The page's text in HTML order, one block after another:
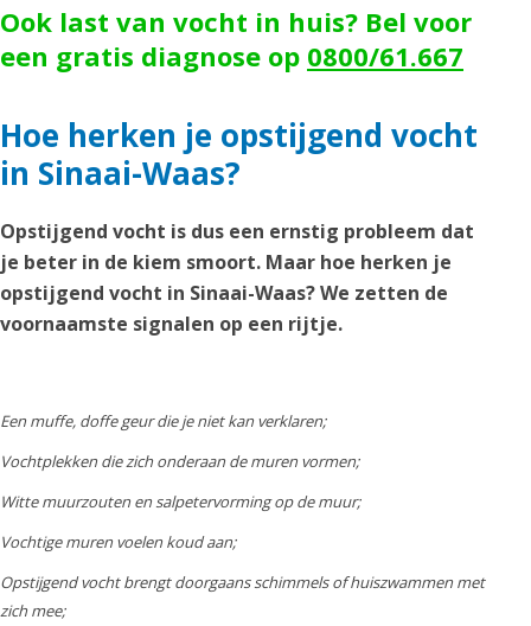
Ook last van vocht in huis? Bel voor
een gratis diagnose op 0800/61.667
Hoe herken je opstijgend vocht
in Sinaai-Waas?
Opstijgend vocht is dus een ernstig probleem dat
je beter in de kiem smoort. Maar hoe herken je
opstijgend vocht in Sinaai-Waas? We zetten de
voornaamste signalen op een rijtje.
Een muffe, doffe geur die je niet kan verklaren;
Vochtplekken die zich onderaan de muren vormen;
Witte muurzouten en salpetervorming op de muur;
Vochtige muren voelen koud aan;
Opstijgend vocht brengt doorgaans schimmels of huiszwammen met
zich mee;